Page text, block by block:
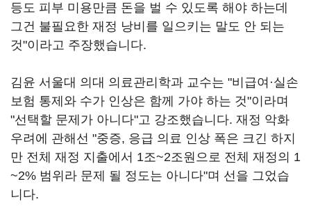
등도 피부 미용만큼 돈을 벌 수 있도록 해야 하는데
그건 불필요한 재정 낭비를 일으키는 말도 안 되는
것"이라고 주장했습니다.
김윤 서울대 의대 의료관리학과 교수는 "비급여·실손
보험 통제와 수가 인상은 함께 가야 하는 것"이라며
"선택할 문제가 아니다"고 강조했습니다. 재정 악화
우려에 관해선 "중증, 응급 의료 인상 폭은 크긴 하지
만 전체 재정 지출에서 1조~2조원으로 전체 재정의 1
~2% 범위라 문제 될 정도는 아니다"며 선을 그었습
니다.